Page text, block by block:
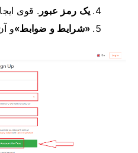
یک رمز عبور
قوی .
«شرایط و ضوابط»و